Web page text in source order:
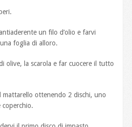
un filo d’olio e farvi
una foglia di alloro.
olive, la scarola e far cuocere il tutto
mattarello ottenendo 2 dischi, uno
coperchio.